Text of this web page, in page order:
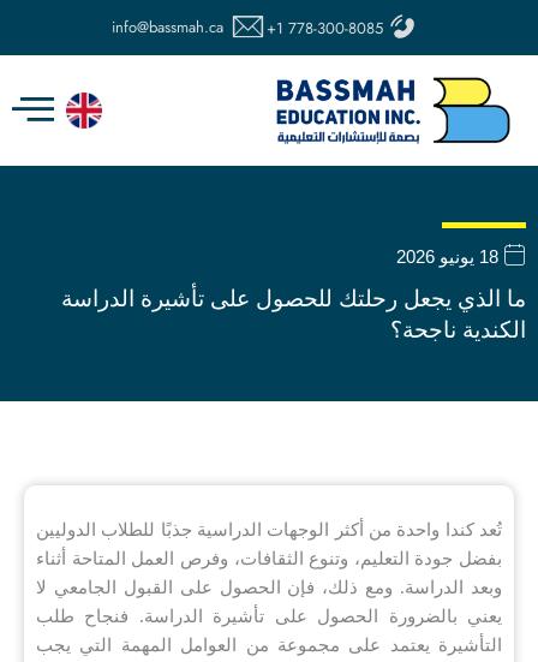
+1 778-300-8085
info@bassmah.ca
18 يونيو 2026
ما الذي يجعل رحلتك للحصول على تأشيرة الدراسة
الكندية ناجحة؟
تُعد كندا واحدة من أكثر الوجهات الدراسية جذبًا للطلاب الدوليين
بفضل جودة التعليم، وتنوع الثقافات، وفرص العمل المتاحة أثناء
وبعد الدراسة. ومع ذلك، فإن الحصول على القبول الجامعي لا
يعني بالضرورة الحصول على تأشيرة الدراسة. فنجاح طلب
التأشيرة يعتمد على مجموعة من العوامل المهمة التي يجب